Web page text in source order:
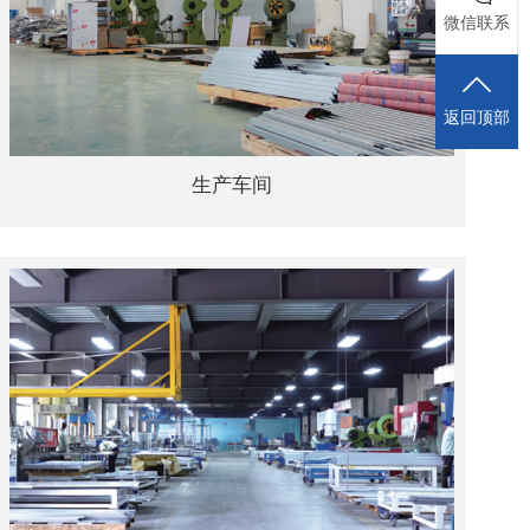
生产车间
微信联系
返回顶部